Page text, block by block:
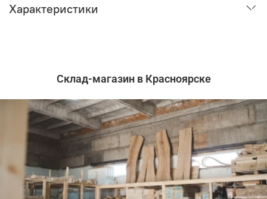
Характеристики
Склад-магазин в Красноярске